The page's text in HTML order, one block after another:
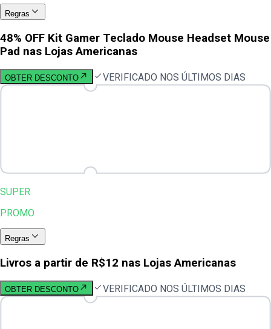
Regras
48% OFF Kit Gamer Teclado Mouse Headset Mouse
Pad nas Lojas Americanas
OBTER DESCONTO VERIFICADO NOS ÚLTIMOS DIAS
SUPER
PROMO
Regras
Livros a partir de R$12 nas Lojas Americanas
OBTER DESCONTO VERIFICADO NOS ÚLTIMOS DIAS